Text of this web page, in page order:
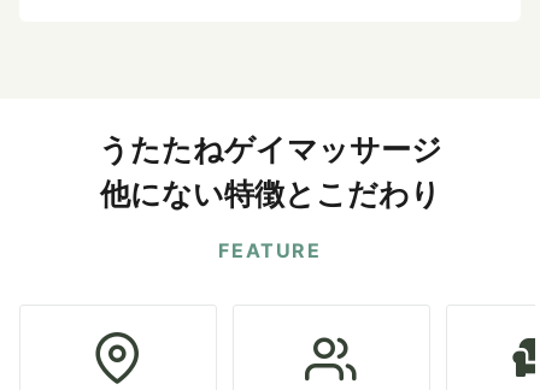
うたたねゲイマッサージ
他にない特徴とこだわり
FEATURE